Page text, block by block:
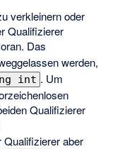
verkleinern oder
Qualifizierer
Das
werden,
int . Um
Qualifizierer
Qualifizierer aber